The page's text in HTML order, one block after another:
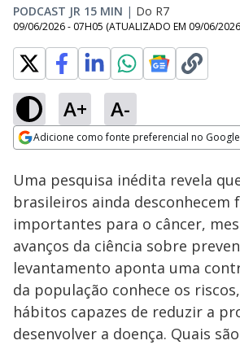
PODCAST JR 15 MIN | Do R7
09/06/2026 - 07H05 (ATUALIZADO EM 09/06/
A+ A-
Adicione como fonte preferencial no Google
Ativar
Loaded:
5.77%
Uma pesquisa inédita revela
brasileiros ainda desconhecem
importantes para o câncer,
avanços da ciência sobre
levantamento aponta uma
da população conhece os
hábitos capazes de reduzir a
desenvolver a doença. Quais